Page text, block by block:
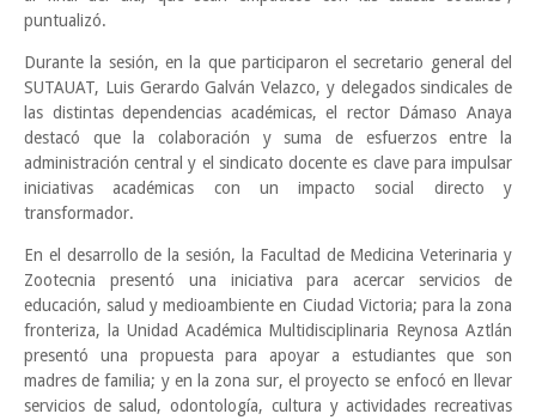
puntualizó.
Durante la sesión, en la que participaron el secretario general del
SUTAUAT, Luis Gerardo Galván Velazco, y delegados sindicales de
las distintas dependencias académicas, el rector Dámaso Anaya
destacó que la colaboración y suma de esfuerzos entre la
administración central y el sindicato docente es clave para impulsar
iniciativas académicas con un impacto social directo y
transformador.
En el desarrollo de la sesión, la Facultad de Medicina Veterinaria y
Zootecnia presentó una iniciativa para acercar servicios de
educación, salud y medioambiente en Ciudad Victoria; para la zona
fronteriza, la Unidad Académica Multidisciplinaria Reynosa Aztlán
presentó una propuesta para apoyar a estudiantes que son
madres de familia; y en la zona sur, el proyecto se enfocó en llevar
servicios de salud, odontología, cultura y actividades recreativas